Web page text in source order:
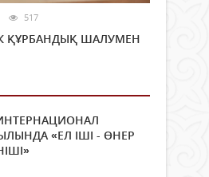
517
ҚҰРБАНДЫҚ ШАЛУМЕН
ИНТЕРНАЦИОНАЛ
«ЕЛ ІШІ - ӨНЕР